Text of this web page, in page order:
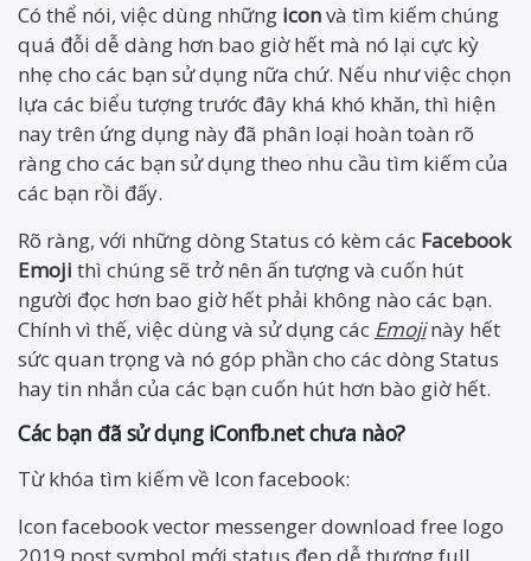
Có thể nói, việc dùng những iconvà tìm kiếm chúng
quá đỗi dễ dàng hơn bao giờ hết mà nó lại cực kỳ
nhẹ cho các bạn sử dụng nữa chứ. Nếu như việc chọn
lựa các biểu tượng trước đây khá khó khăn, thì hiện
nay trên ứng dụng này đã phân loại hoàn toàn rõ
ràng cho các bạn sử dụng theo nhu cầu tìm kiếm của
các bạn rồi đấy.
Rõ ràng, với những dòng Status có kèm các Facebook
Emoji thì chúng sẽ trở nên ấn tượng và cuốn hút
người đọc hơn bao giờ hết phải không nào các bạn.
Chính vì thế, việc dùng và sử dụng các Emojinày hết
sức quan trọng và nó góp phần cho các dòng Status
hay tin nhắn của các bạn cuốn hút hơn bào giờ hết.
Các bạn đã sử dụng iConfb.net chưa nào?
Từ khóa tìm kiếm về Icon facebook:
Icon facebook vector messenger download free logo